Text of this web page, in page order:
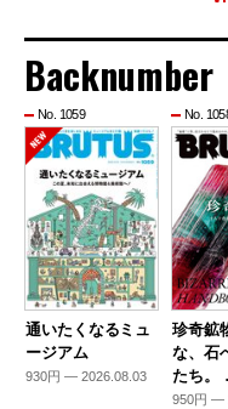
Backnumber
No. 1059
通いたくなるミュ
ージアム
930円 — 2026.08.03
No.
珍奇鉱
な、石
たち。
950円 —